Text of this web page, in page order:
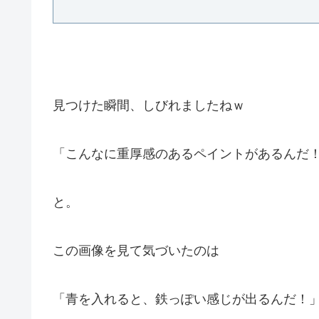
見つけた瞬間、しびれましたねｗ
「こんなに重厚感のあるペイントがあるんだ
と。
この画像を見て気づいたのは
「青を入れると、鉄っぽい感じが出るんだ！